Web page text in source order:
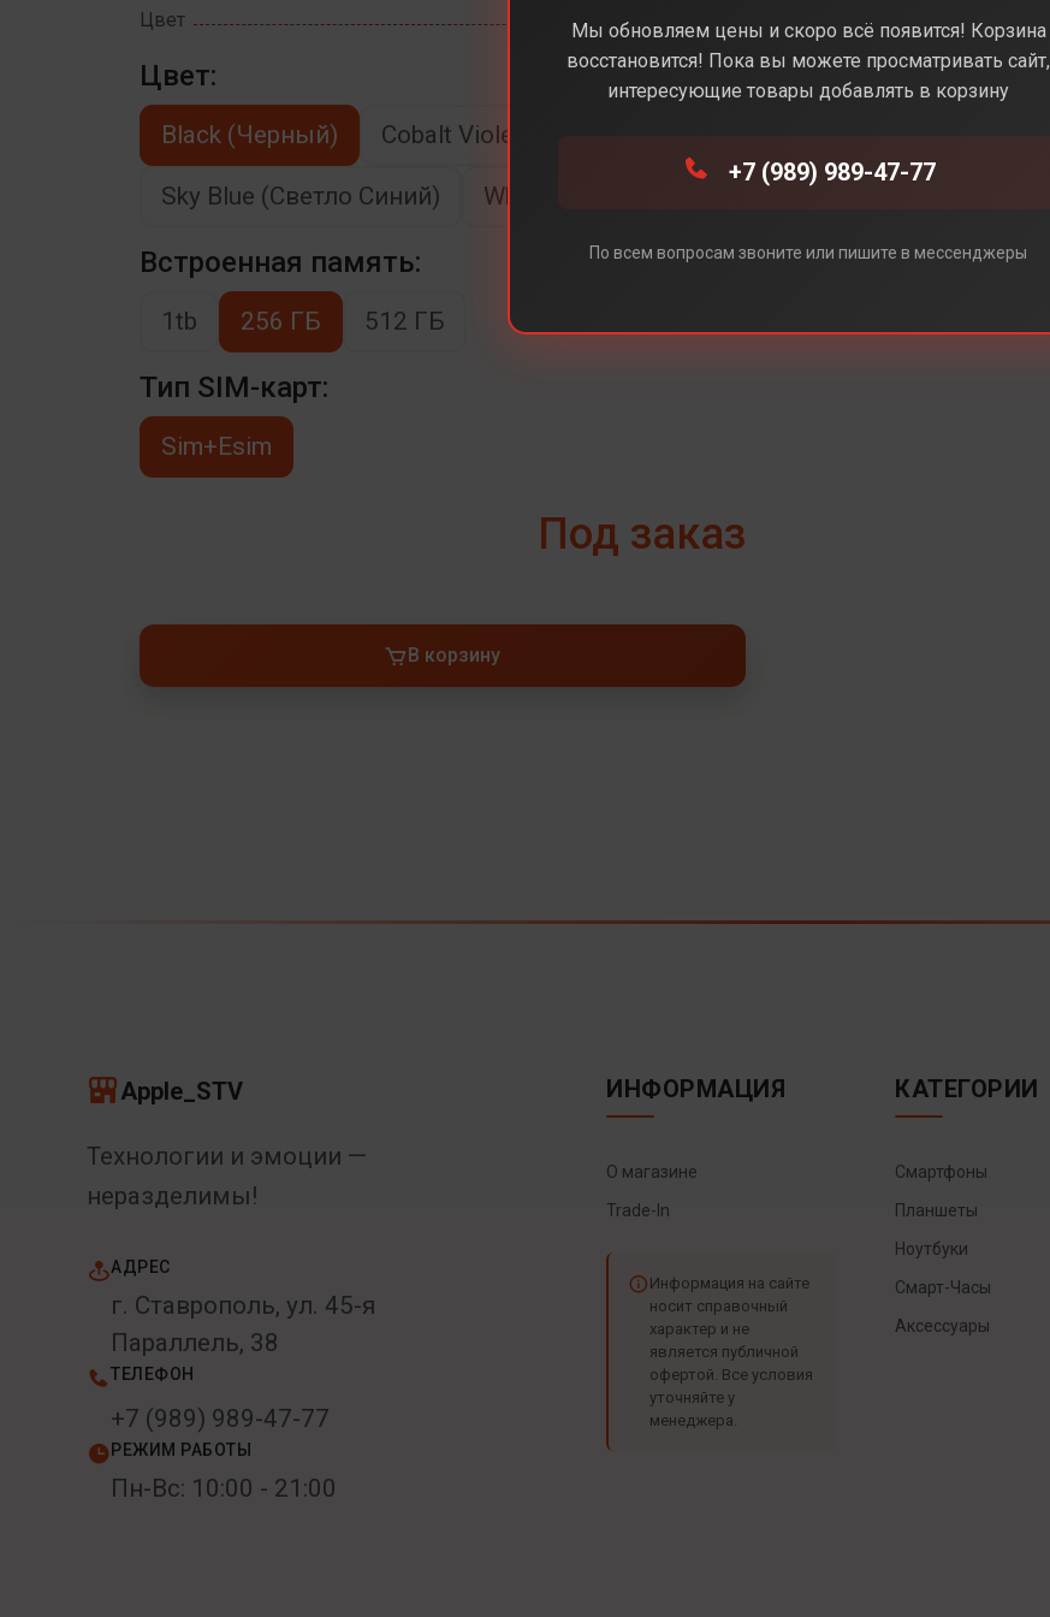
Цвет Black (Черный)
Цвет:
Black (Черный) Cobalt Violet (Фиолетовый)
Sky Blue (Светло Синий) White (Белый)
Встроенная память:
1tb 256 ГБ 512 ГБ
Тип SIM-карт:
Sim+Esim
Под заказ
В корзину
Apple_STV
Технологии и эмоции —
неразделимы!
АДРЕС
г. Ставрополь, ул. 45-я
Параллель, 38
ТЕЛЕФОН
+7 (989) 989-47-77
РЕЖИМ РАБОТЫ
Пн-Вс: 10:00 - 21:00
ИНФОРМАЦИЯ
О магазине
Trade-In
Информация на сайте
носит справочный
характер и не
является публичной
офертой. Все условия
уточняйте у
менеджера.
КАТЕГОРИИ
Смартфоны
Планшеты
Ноутбуки
Смарт-Часы
Аксессуары
Мы обновляем цены и скоро всё появится! Корзина
восстановится! Пока вы можете просматривать сайт,
интересующие товары добавлять в корзину
+7 (989) 989-47-77
По всем вопросам звоните или пишите в мессенджеры